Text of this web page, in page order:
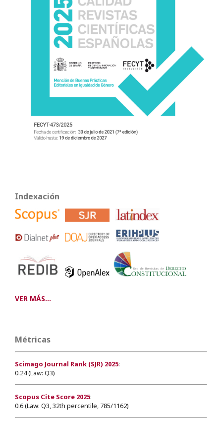
Indexación
VER MÁS...
Métricas
Scimago Journal Rank (SJR) 2025:
0.24 (Law: Q3)
Scopus Cite Score 2025:
0.6 (Law: Q3, 32th percentile, 785/1162)